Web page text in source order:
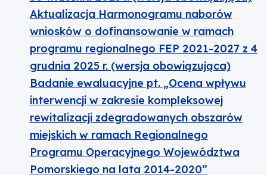
Aktualizacja Harmonogramu naborów
wniosków o dofinansowanie w ramach
programu regionalnego FEP 2021-2027 z 4
grudnia 2025 r. (wersja obowiązująca)
Badanie ewaluacyjne pt. „Ocena wpływu
interwencji w zakresie kompleksowej
rewitalizacji zdegradowanych obszarów
miejskich w ramach Regionalnego
Programu Operacyjnego Województwa
Pomorskiego na lata 2014-2020”